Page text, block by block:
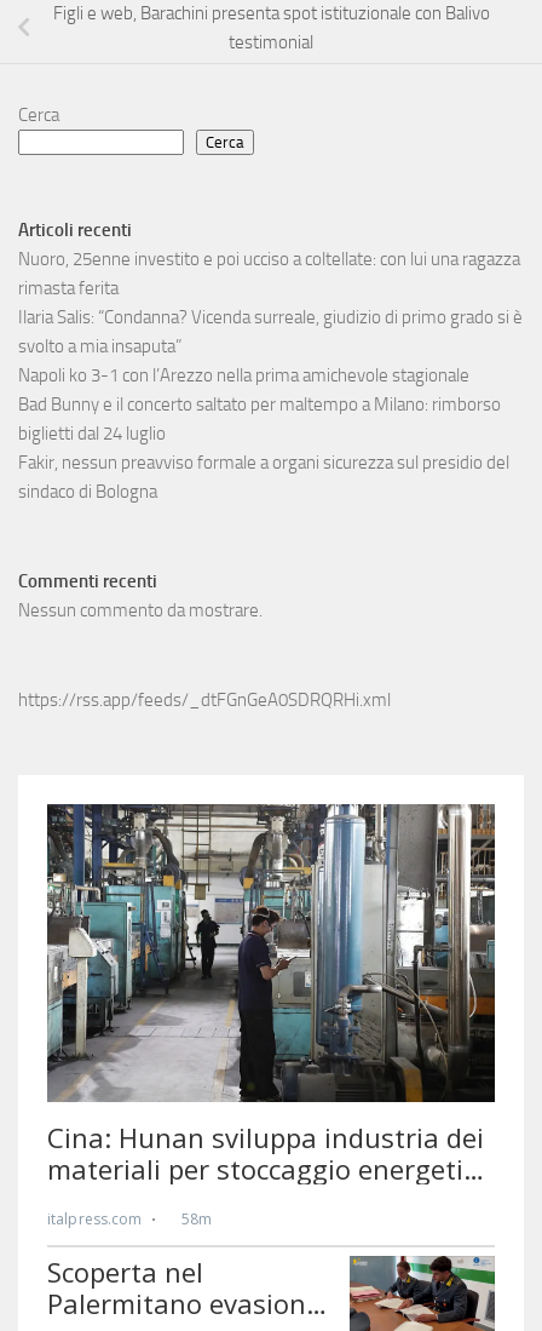
Figli e web, Barachini presenta spot istituzionale con Balivo
testimonial
Cerca
Cerca
Articoli recenti
Nuoro, 25enne investito e poi ucciso a coltellate: con lui una ragazza
rimasta ferita
Ilaria Salis: “Condanna? Vicenda surreale, giudizio di primo grado si è
svolto a mia insaputa”
Napoli ko 3-1 con l’Arezzo nella prima amichevole stagionale
Bad Bunny e il concerto saltato per maltempo a Milano: rimborso
biglietti dal 24 luglio
Fakir, nessun preavviso formale a organi sicurezza sul presidio del
sindaco di Bologna
Commenti recenti
Nessun commento da mostrare.
https://rss.app/feeds/_dtFGnGeA0SDRQRHi.xml